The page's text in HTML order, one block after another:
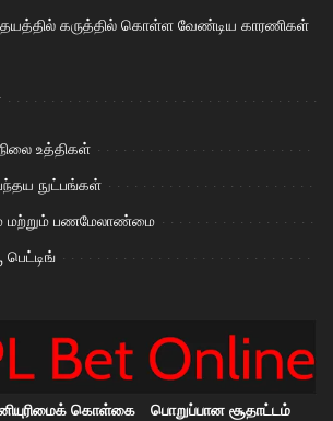
கருத்தில் கொள்ள வேண்டிய காரணிகள்
உத்திகள்
நுட்பங்கள்
மற்றும் பணமேலாண்மை
பெட்டிங்
கொள்கை பொறுப்பான சூதாட்டம்